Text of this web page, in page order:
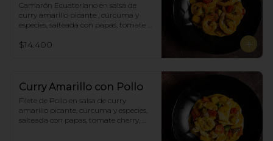
Camarón Ecuatoriano en salsa de
curry amarillo picante , cúrcuma y
especies, salteada con papas, tomate
arroz blanco.
$14.400
Curry Amarillo con Pollo
Filete de Pollo en salsa de curry
amarillo picante, cúrcuma y especies,
salteada con papas, tomate cherry,